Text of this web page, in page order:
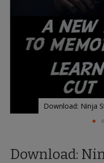
Download: Ninja
der
Download: